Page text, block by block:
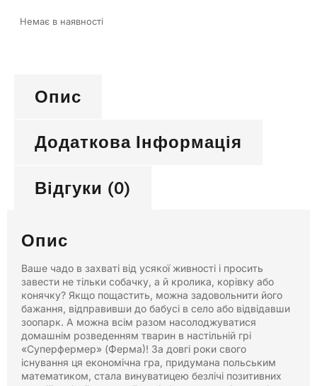
Немає в наявності
Опис
Додаткова Інформація
Відгуки (0)
Опис
Ваше чадо в захваті від усякої живності і просить
завести не тільки собачку, а й кролика, корівку або
конячку? Якщо пощастить, можна задовольнити його
бажання, відправивши до бабусі в село або відвідавши
зоопарк. А можна всім разом насолоджуватися
домашнім розведенням тварин в настільній грі
«Суперфермер» (Ферма)! За довгі роки свого
існування ця економічна гра, придумана польським
математиком, стала винуватицею безлічі позитивних